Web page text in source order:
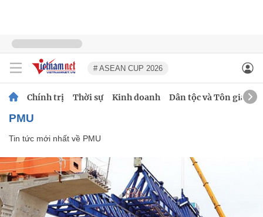
# ASEAN CUP 2026
Chính trị Thời sự Kinh doanh Dân tộc và Tôn giáo
PMU
Tin tức mới nhất về PMU